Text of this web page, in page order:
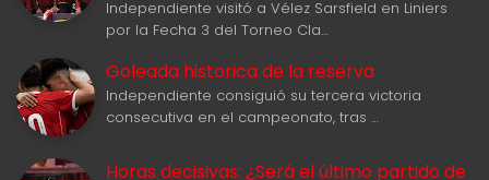
Independiente visitó a Vélez Sarsfield en Liniers
por la Fecha 3 del Torneo Cla…
Goleada historica de la reserva
Independiente consiguió su tercera victoria
consecutiva en el campeonato, tras …
Horas decisivas: ¿Será el último partido de